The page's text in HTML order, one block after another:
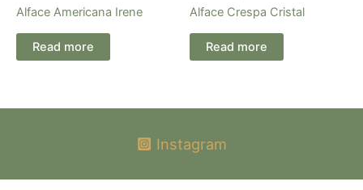
Alface Americana Irene
Read more
Alface Crespa Cristal
Read more
Instagram